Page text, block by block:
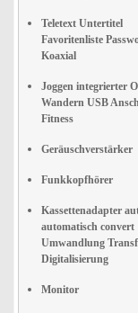
Teletext Untertitel
Favoritenliste
Koaxial
Joggen integrierter
Wandern USB
Fitness
Geräuschverstärker
Funkkopfhörer
Kassettenadapter
automatisch convert
Umwandlung
Digitalisierung
Monitor